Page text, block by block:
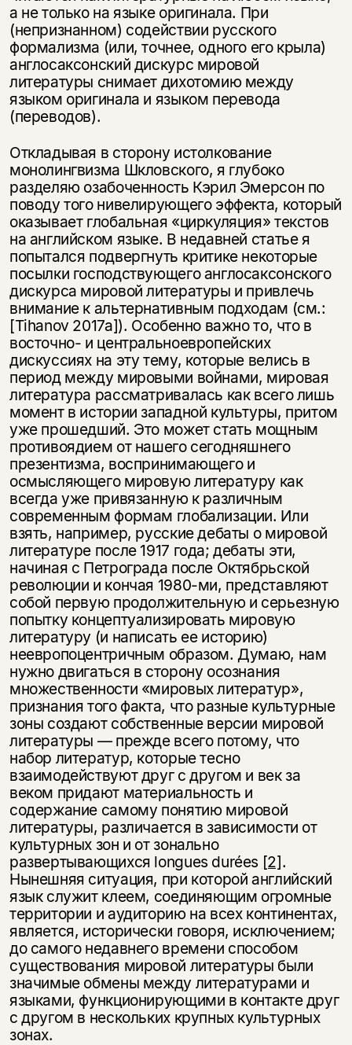
а не только на языке оригинала. При
(непризнанном) содействии русского
формализма (или, точнее, одного его крыла)
англосаксонский дискурс мировой
литературы снимает дихотомию между
языком оригинала и языком перевода
(переводов).
Откладывая в сторону истолкование
монолингвизма Шкловского, я глубоко
разделяю озабоченность Кэрил Эмерсон по
поводу того нивелирующего эффекта, который
оказывает глобальная «циркуляция» текстов
на английском языке. В недавней статье я
попытался подвергнуть критике некоторые
посылки господствующего англосаксонского
дискурса мировой литературы и привлечь
внимание к альтернативным подходам (см.:
[Tihanov 2017a]). Особенно важно то, что в
восточно- и центральноевропейских
дискуссиях на эту тему, которые велись в
период между мировыми войнами, мировая
литература рассматривалась как всего лишь
момент в истории западной культуры, притом
уже прошедший. Это может стать мощным
противоядием от нашего сегодняшнего
презентизма, воспринимающего и
осмысляющего мировую литературу как
всегда уже привязанную к различным
современным формам глобализации. Или
взять, например, русские дебаты о мировой
литературе после 1917 года; дебаты эти,
начиная с Петрограда после Октябрьской
революции и кончая 1980-ми, представляют
собой первую продолжительную и серьезную
попытку концептуализировать мировую
литературу (и написать ее историю)
неевропоцентричным образом. Думаю, нам
нужно двигаться в сторону осознания
множественности «мировых литератур»,
признания того факта, что разные культурные
зоны создают собственные версии мировой
литературы — прежде всего потому, что
набор литератур, которые тесно
взаимодействуют друг с другом и век за
веком придают материальность и
содержание самому понятию мировой
литературы, различается в зависимости от
культурных зон и от зонально
развертывающихся longues durées [2].
Нынешняя ситуация, при которой английский
язык служит клеем, соединяющим огромные
территории и аудиторию на всех континентах,
является, исторически говоря, исключением;
до самого недавнего времени способом
существования мировой литературы были
значимые обмены между литературами и
языками, функционирующими в контакте друг
с другом в нескольких крупных культурных
зонах.